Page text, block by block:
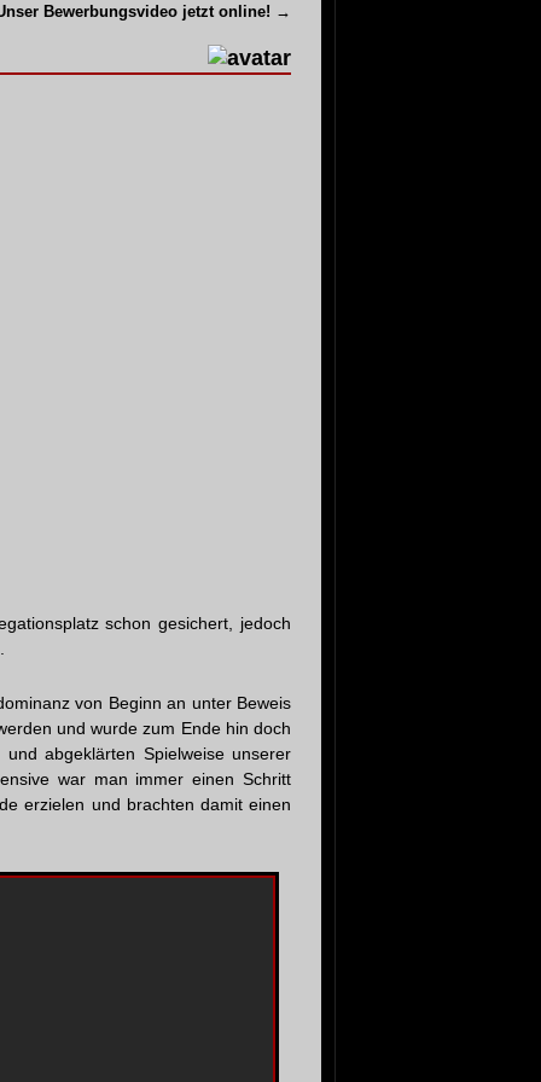
Bewerbungsvideo jetzt online! →
schon gesichert, jedoch
von Beginn an unter Beweis
und wurde zum Ende hin doch
abgeklärten Spielweise unserer
war man immer einen Schritt
erzielen und brachten damit einen